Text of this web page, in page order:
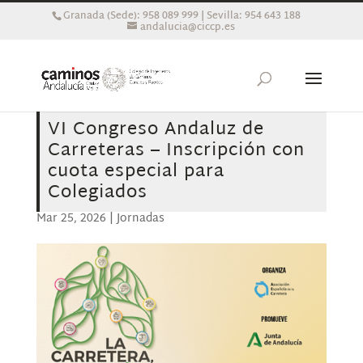
Granada (Sede): 958 089 999 | Sevilla: 954 643 188
andalucia@ciccp.es
VI Congreso Andaluz de
Carreteras – Inscripción con
cuota especial para
Colegiados
Mar 25, 2026 |Jornadas